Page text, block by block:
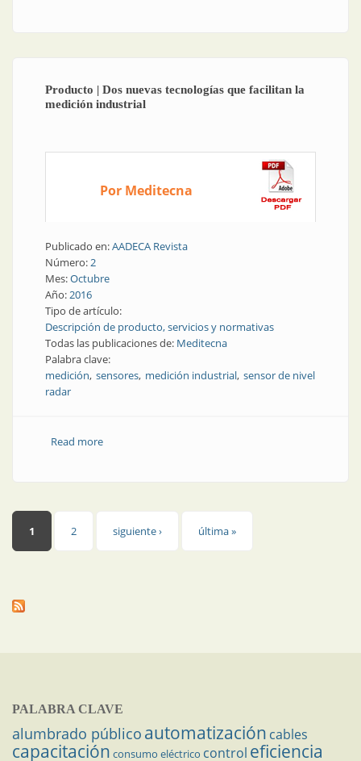
Producto | Dos nuevas tecnologías que facilitan la
medición industrial
Por Meditecna
Publicado en:AADECA Revista
Número:2
Mes:Octubre
Año:2016
Tipo de artículo:
Descripción de producto, servicios y normativas
Todas las publicaciones de: Meditecna
Palabra clave:
medición sensores medición industrial sensor de nivel
radar
Read moreabout Producto | Dos nuevas tecnologías que
Páginas
1 2 siguiente › última »
PALABRA CLAVE
alumbrado público automatización cables
capacitación consumo eléctrico control eficiencia